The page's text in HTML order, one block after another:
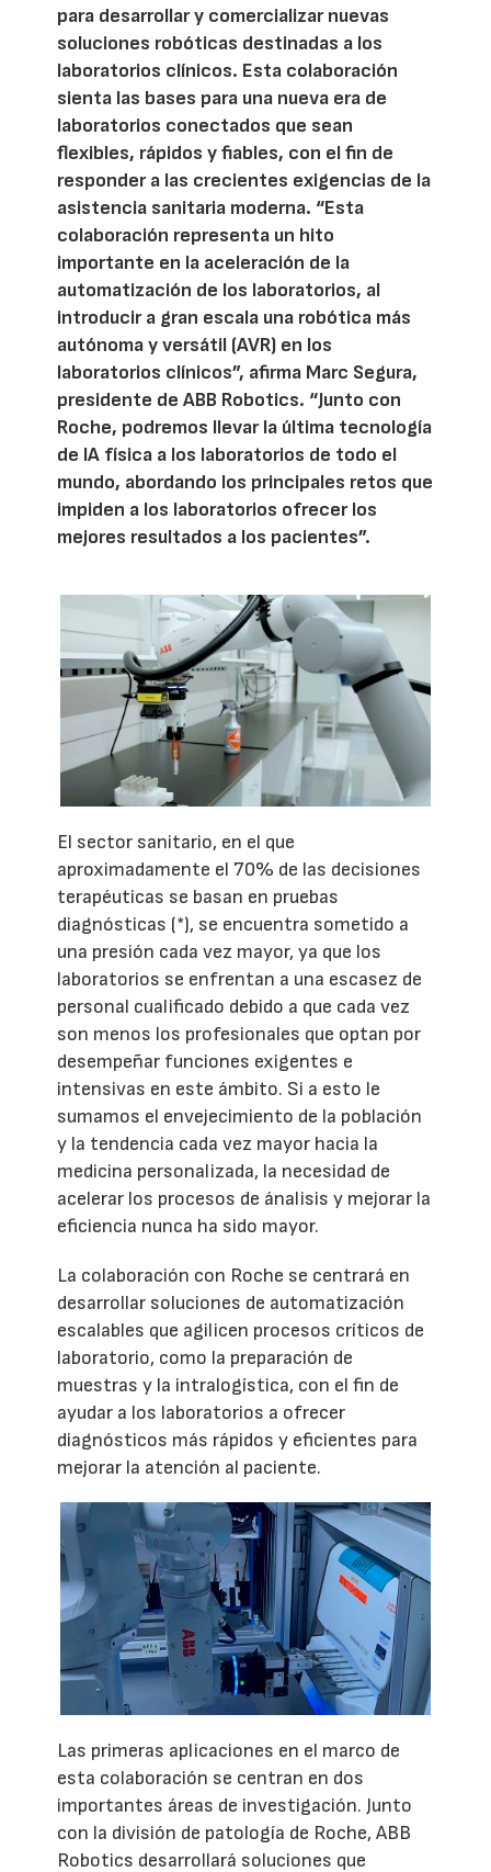
para desarrollar y comercializar nuevas
soluciones robóticas destinadas a los
laboratorios clínicos. Esta colaboración
sienta las bases para una nueva era de
laboratorios conectados que sean
flexibles, rápidos y fiables, con el fin de
responder a las crecientes exigencias de la
asistencia sanitaria moderna. “Esta
colaboración representa un hito
importante en la aceleración de la
automatización de los laboratorios, al
introducir a gran escala una robótica más
autónoma y versátil (AVR) en los
laboratorios clínicos”, afirma Marc Segura,
presidente de ABB Robotics. “Junto con
Roche, podremos llevar la última tecnología
de IA física a los laboratorios de todo el
mundo, abordando los principales retos que
impiden a los laboratorios ofrecer los
mejores resultados a los pacientes”.
El sector sanitario, en el que
aproximadamente el 70% de las decisiones
terapéuticas se basan en pruebas
diagnósticas (*), se encuentra sometido a
una presión cada vez mayor, ya que los
laboratorios se enfrentan a una escasez de
personal cualificado debido a que cada vez
son menos los profesionales que optan por
desempeñar funciones exigentes e
intensivas en este ámbito. Si a esto le
sumamos el envejecimiento de la población
y la tendencia cada vez mayor hacia la
medicina personalizada, la necesidad de
acelerar los procesos de ánalisis y mejorar la
eficiencia nunca ha sido mayor.
La colaboración con Roche se centrará en
desarrollar soluciones de automatización
escalables que agilicen procesos críticos de
laboratorio, como la preparación de
muestras y la intralogística, con el fin de
ayudar a los laboratorios a ofrecer
diagnósticos más rápidos y eficientes para
mejorar la atención al paciente.
Las primeras aplicaciones en el marco de
esta colaboración se centran en dos
importantes áreas de investigación. Junto
con la división de patología de Roche, ABB
Robotics desarrollará soluciones que